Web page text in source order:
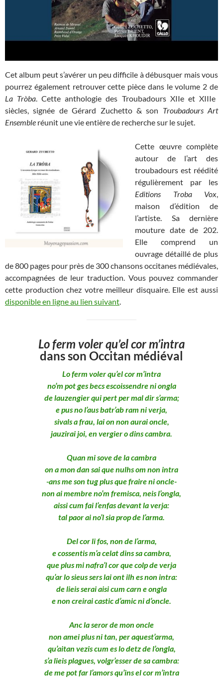
Cet album peut s’avérer un peu difficile à débusquer mais vous
pourrez également retrouver cette pièce dans le volume 2 de
La Tròba. Cette anthologie des Troubadours XIIe et XIIIe
siècles, signée de Gérard Zuchetto & son Troubadours Art
Ensemble réunit une vie entière de recherche sur le sujet.
Cette œuvre complète
autour de l’art des
troubadours est réédité
régulièrement par les
Editions Troba Vox,
maison d’édition de
l’artiste. Sa dernière
mouture date de 202.
Elle comprend un
ouvrage détaillé de plus
de 800 pages pour près de 300 chansons occitanes médiévales,
accompagnées de leur traduction. Vous pouvez commander
cette production chez votre meilleur disquaire. Elle est aussi
disponible en ligne au lien suivant.
Lo ferm voler qu’el cor m’intra
dans son Occitan médiéval
Lo ferm voler qu’el cor m’intra
no’m pot ges becs escoissendre ni ongla
de lauzengier qui pert per mal dir s’arma;
e pus no l’aus batr’ab ram ni verja,
sivals a frau, lai on non aurai oncle,
jauzirai joi, en vergier o dins cambra.
Quan mi sove de la cambra
on a mon dan sai que nulhs om non intra
-ans me son tug plus que fraire ni oncle-
non ai membre no’m fremisca, neis l’ongla,
aissi cum fai l’enfas devant la verja:
tal paor ai no’l sia prop de l’arma.
Del cor li fos, non de l’arma,
e cossentis m’a celat dins sa cambra,
que plus mi nafra’l cor que colp de verja
qu’ar lo sieus sers lai ont ilh es non intra:
de lieis serai aisi cum carn e ongla
e non creirai castic d’amic ni d’oncle.
Anc la seror de mon oncle
non amei plus ni tan, per aquest’arma,
qu’aitan vezis cum es lo detz de l’ongla,
s’a lieis plagues, volgr’esser de sa cambra:
de me pot far l’amors qu’ins el cor m’intra